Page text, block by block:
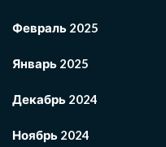
Февраль 2025
Январь 2025
Декабрь 2024
Ноябрь 2024